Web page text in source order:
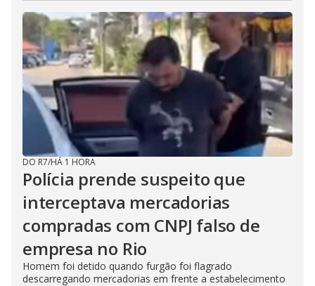
DO R7/HÁ 1 HORA
Polícia prende suspeito que
interceptava mercadorias
compradas com CNPJ falso de
empresa no Rio
Homem foi detido quando furgão foi flagrado
descarregando mercadorias em frente a estabelecimento